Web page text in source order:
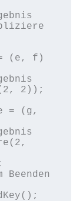
2));